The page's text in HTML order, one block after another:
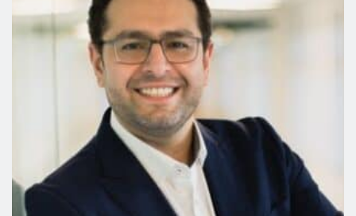
Based-Markt